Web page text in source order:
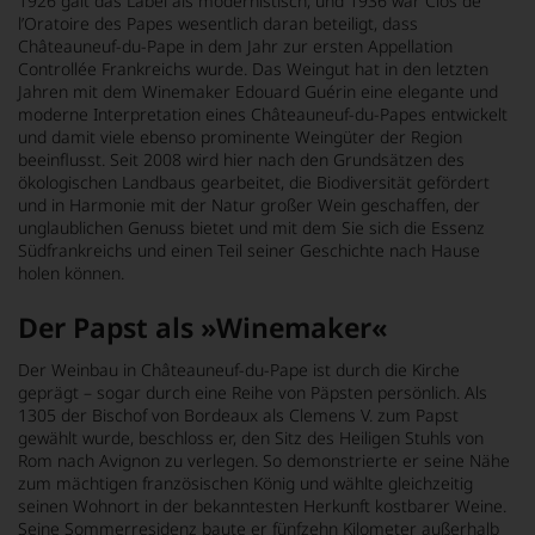
l’Oratoire des Papes wesentlich daran beteiligt, dass
Châteauneuf-du-Pape in dem Jahr zur ersten Appellation
Controllée Frankreichs wurde. Das Weingut hat in den letzten
Jahren mit dem Winemaker Edouard Guérin eine elegante und
moderne Interpretation eines Châteauneuf-du-Papes entwickelt
und damit viele ebenso prominente Weingüter der Region
beeinflusst. Seit 2008 wird hier nach den Grundsätzen des
ökologischen Landbaus gearbeitet, die Biodiversität gefördert
und in Harmonie mit der Natur großer Wein geschaffen, der
unglaublichen Genuss bietet und mit dem Sie sich die Essenz
Südfrankreichs und einen Teil seiner Geschichte nach Hause
holen können.
Der Papst als »Winemaker«
Der Weinbau in Châteauneuf-du-Pape ist durch die Kirche
geprägt – sogar durch eine Reihe von Päpsten persönlich. Als
1305 der Bischof von Bordeaux als Clemens V. zum Papst
gewählt wurde, beschloss er, den Sitz des Heiligen Stuhls von
Rom nach Avignon zu verlegen. So demonstrierte er seine Nähe
zum mächtigen französischen König und wählte gleichzeitig
seinen Wohnort in der bekanntesten Herkunft kostbarer Weine.
Seine Sommerresidenz baute er fünfzehn Kilometer außerhalb